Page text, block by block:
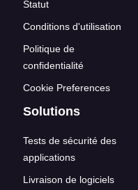
Statut
Conditions d'utilisation
Politique de
confidentialité
Cookie Preferences
Solutions
Tests de sécurité des
applications
Livraison de logiciels